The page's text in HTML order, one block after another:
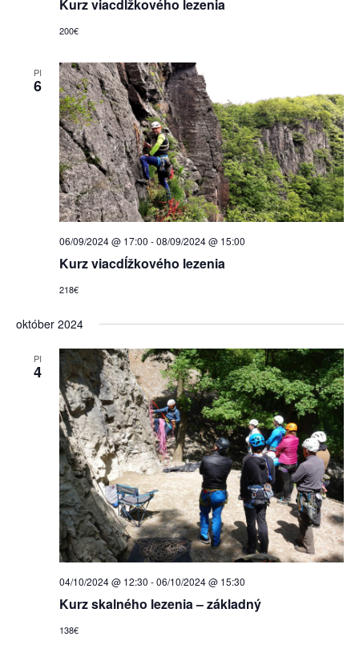
Kurz viacdĺžkového lezenia
200€
PI
6
06/09/2024 @ 17:00 -08/09/2024 @ 15:00
Kurz viacdĺžkového lezenia
218€
október 2024
PI
4
04/10/2024 @ 12:30 -06/10/2024 @ 15:30
Kurz skalného lezenia – základný
138€